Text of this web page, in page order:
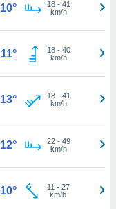
10° 18- 41
km/h
11° 18- 40
km/h
13° 18- 41
km/h
12° 22- 49
km/h
10° 11 - 27
km/h